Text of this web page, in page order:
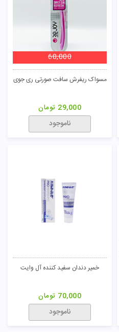
مسواک ریفرش سافت صورتی ری جوی
60,000
29,000 تومان
ناموجود
خمیر دندان سفید کننده آل وایت
70,000 تومان
ناموجود